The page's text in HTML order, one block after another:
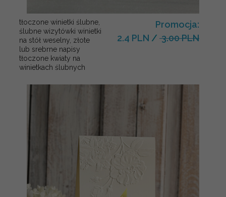
tłoczone winietki ślubne,
ślubne wizytówki winietki
na stół weselny, złote
lub srebrne napisy
tłoczone kwiaty na
winietkach ślubnych
Promocja:
2.4 PLN / 3.00 PLN